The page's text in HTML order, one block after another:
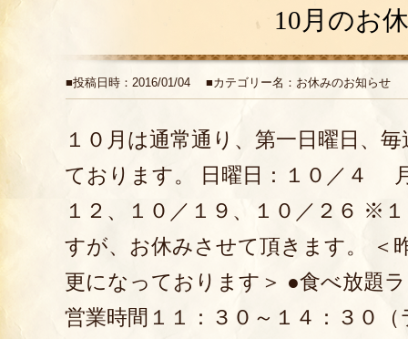
10月のお
■投稿日時：2016/01/04 ■カテゴリー名：お休みのお知らせ
１０月は通常通り、第一日曜日、
ております。 日曜日：１０／４
１２、１０／１９、１０／２６ ※
すが、お休みさせて頂きます。 ＜
更になっております＞ ●食べ放題
営業時間１１：３０～１４：３０